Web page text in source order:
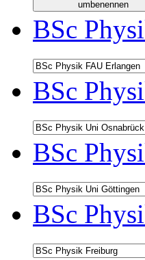
BSc
BSc
BSc
BSc